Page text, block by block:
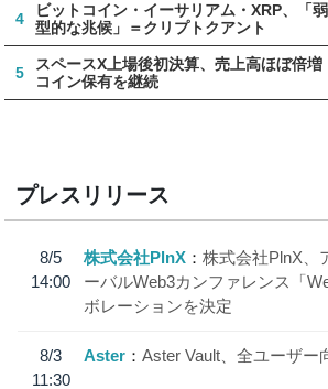
4
ビットコイン・イーサリアム・XRP、「
型的な兆候」＝クリプトクアント
5
スペースX上場後初決算、売上高ほぼ倍
コイン保有を継続
プレスリリース
8/5
14:00
株式会社PlnX
株式会社PlnX、
ーバルWeb3カンファレンス「
ボレーションを決定
8/3
11:30
Aster Aster Vault、全ユーザー